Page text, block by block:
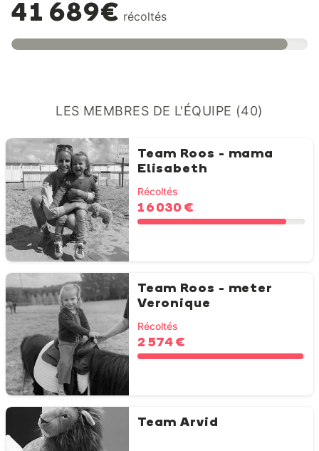
41 689€ récoltés
LES MEMBRES DE L'ÉQUIPE (40)
Team Roos - mama
Elisabeth
Récoltés
16 030 €
Team Roos - meter
Veronique
Récoltés
2 574 €
Team Arvid